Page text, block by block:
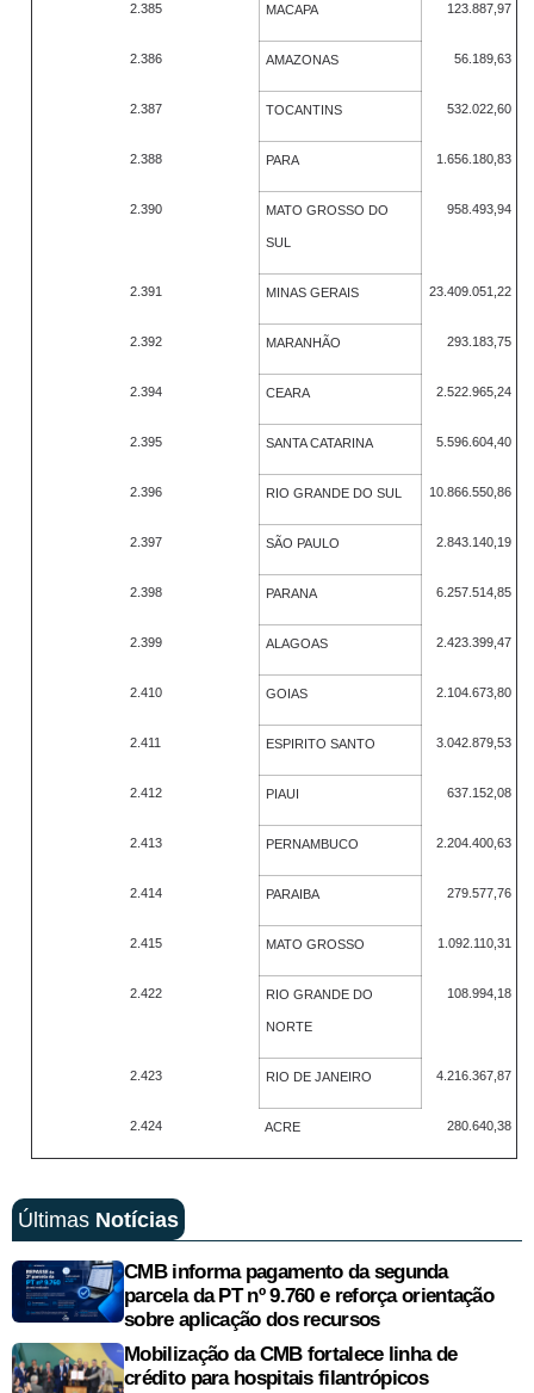
2.385 MACAPA 123.887,97
2.386 AMAZONAS 56.189,63
2.387 TOCANTINS 532.022,60
2.388 PARA 1.656.180,83
2.390 MATO GROSSO DO
SUL
958.493,94
2.391 MINAS GERAIS 23.409.051,22
2.392 MARANHÃO 293.183,75
2.394 CEARA 2.522.965,24
2.395 SANTA CATARINA 5.596.604,40
2.396 RIO GRANDE DO SUL 10.866.550,86
2.397 SÃO PAULO 2.843.140,19
2.398 PARANA 6.257.514,85
2.399 ALAGOAS 2.423.399,47
2.410 GOIAS 2.104.673,80
2.411 ESPIRITO SANTO 3.042.879,53
2.412 PIAUI 637.152,08
2.413 PERNAMBUCO 2.204.400,63
2.414 PARAIBA 279.577,76
2.415 MATO GROSSO 1.092.110,31
2.422 RIO GRANDE DO
NORTE
108.994,18
2.423 RIO DE JANEIRO 4.216.367,87
2.424 ACRE 280.640,38
Últimas Notícias
CMB informa pagamento da segunda
parcela da PT nº 9.760 e reforça orientação
sobre aplicação dos recursos
Mobilização da CMB fortalece linha de
crédito para hospitais filantrópicos